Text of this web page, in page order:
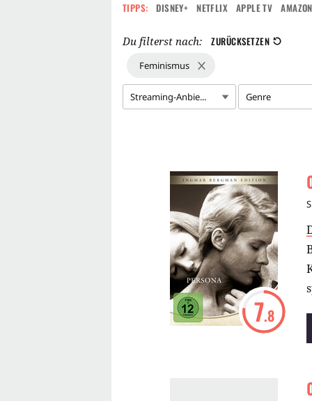
TIPPS: DISNEY+ NETFLIX APPLE TV
Du filterst nach: ZURÜCKSETZEN
Feminismus
Streaming-Anbie... Genre
7.8